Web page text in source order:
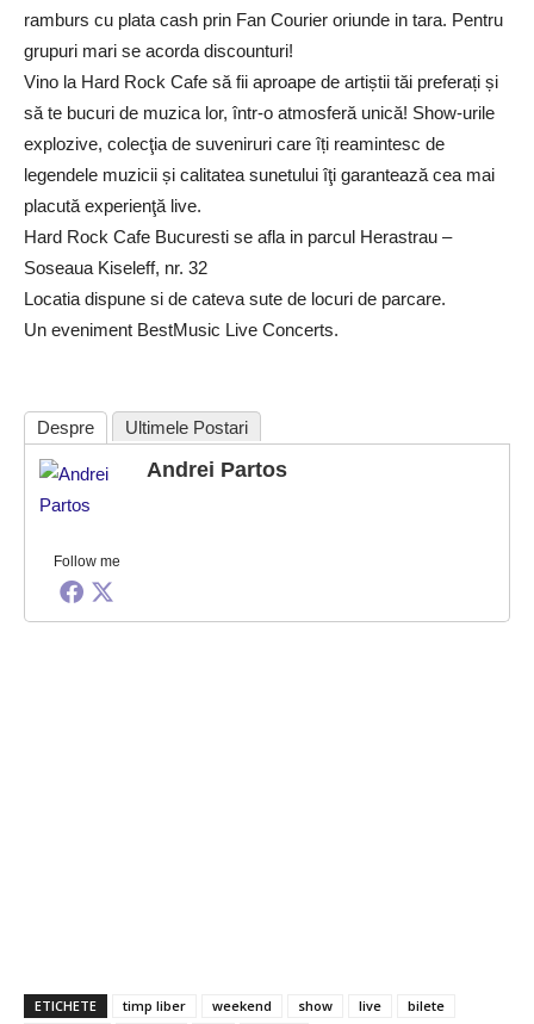
ramburs cu plata cash prin Fan Courier oriunde in tara. Pentru
grupuri mari se acorda discounturi!
Vino la Hard Rock Cafe să fii aproape de artiștii tăi preferați și
să te bucuri de muzica lor, într-o atmosferă unică! Show-urile
explozive, colecţia de suveniruri care îți reamintesc de
legendele muzicii și calitatea sunetului îţi garantează cea mai
placută experienţă live.
Hard Rock Cafe Bucuresti se afla in parcul Herastrau –
Soseaua Kiseleff, nr. 32
Locatia dispune si de cateva sute de locuri de parcare.
Un eveniment BestMusic Live Concerts.
Despre Ultimele Postari
Follow me
Andrei Partos
ETICHETE timp liber weekend show live
bilete